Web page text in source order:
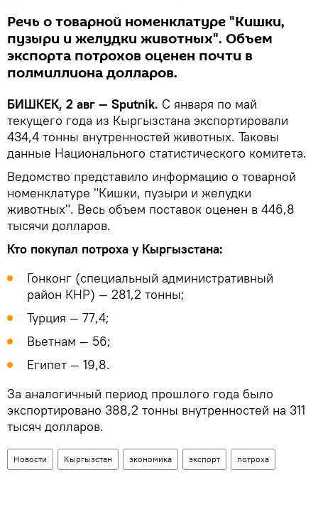
Речь о товарной номенклатуре "Кишки,
пузыри и желудки животных". Объем
экспорта потрохов оценен почти в
полмиллиона долларов.
БИШКЕК, 2 авг — Sputnik. С января по май
текущего года из Кыргызстана экспортировали
434,4 тонны внутренностей животных. Таковы
данные Национального статистического комитета.
Ведомство представило информацию о товарной
номенклатуре "Кишки, пузыри и желудки
животных". Весь объем поставок оценен в 446,8
тысячи долларов.
Кто покупал потроха у Кыргызстана:
Гонконг (специальный административный
район КНР) — 281,2 тонны;
Турция — 77,4;
Вьетнам — 56;
Египет — 19,8.
За аналогичный период прошлого года было
экспортировано 388,2 тонны внутренностей на 311
тысяч долларов.
Новости Кыргызстан экономика экспорт потроха